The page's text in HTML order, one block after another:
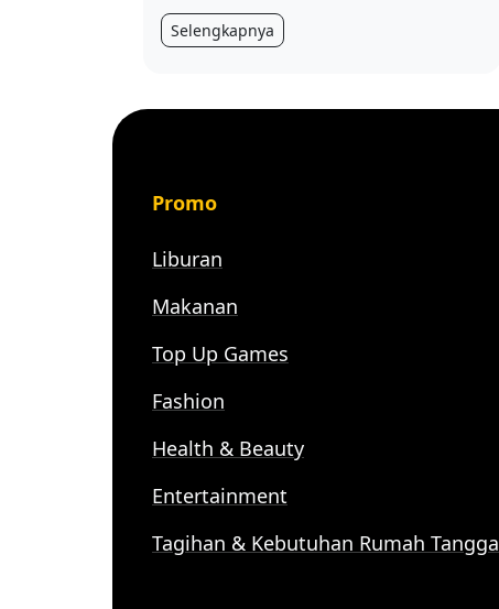
Selengkapnya
Promo
Liburan
Makanan
Top Up Games
Fashion
Health & Beauty
Entertainment
Tagihan & Kebutuhan Rumah Tangga